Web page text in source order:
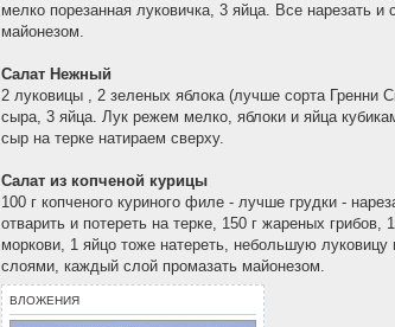
мелко порезанная луковичка, 3 яйца. Все нарезать и
майонезом.
Салат Нежный
2 луковицы , 2 зеленых яблока (лучше сорта Гренни
сыра, 3 яйца. Лук режем мелко, яблоки и яйца
сыр на терке натираем сверху.
Салат из копченой курицы
100 г копченого куриного филе - лучше грудки -
отварить и потереть на терке, 150 г жареных грибов,
моркови, 1 яйцо тоже натереть, небольшую
слоями, каждый слой промазать майонезом.
ВЛОЖЕНИЯ